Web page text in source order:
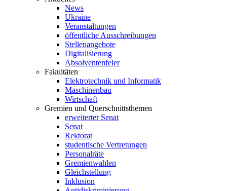
News
Ukraine
Veranstaltungen
öffentliche Ausschreibungen
Stellenangebote
Digitalisierung
Absolventenfeier
Fakultäten
Elektrotechnik und Informatik
Maschinenbau
Wirtschaft
Gremien und Querschnittsthemen
erweiterter Senat
Senat
Rektorat
studentische Vertretungen
Personalräte
Gremienwahlen
Gleichstellung
Inklusion